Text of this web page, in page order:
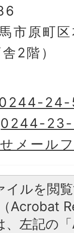
市原町
2階）
0244-
メール
イルを閲
Acrobat
、左記の